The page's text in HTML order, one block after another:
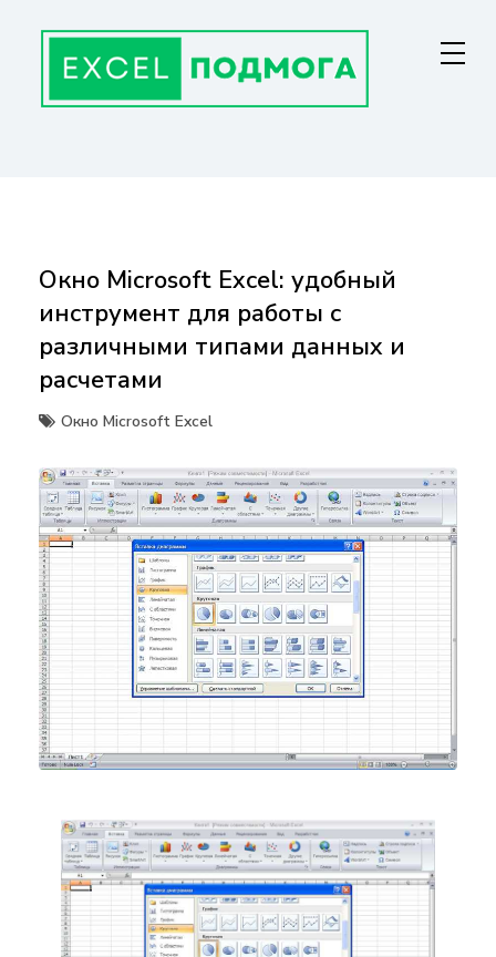
содержанию
Окно Microsoft Excel: удобный
инструмент для работы с
различными типами данных и
расчетами
Окно Microsoft Excel